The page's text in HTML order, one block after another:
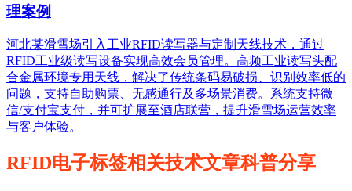
理案例
河北某滑雪场引入工业RFID读写器与定制天线技术，通过
RFID工业级读写设备实现高效会员管理。高频工业读写头配
合金属环境专用天线，解决了传统条码易破损、识别效率低的
问题，支持自助购票、无感通行及多场景消费。系统支持微
信/支付宝支付，并可扩展至酒店联营，提升滑雪场运营效率
与客户体验。
RFID电子标签相关技术文章科普分享